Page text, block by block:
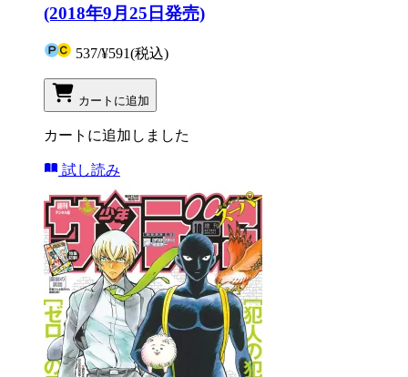
(2018年9月25日発売)
537/¥591(税込)
カートに追加
カートに追加しました
試し読み